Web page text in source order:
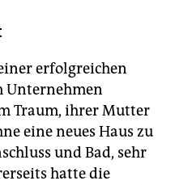
erfolgreichen
Unternehmen
Traum, ihrer Mutter
eine neues Haus zu
und Bad, sehr
hatte die